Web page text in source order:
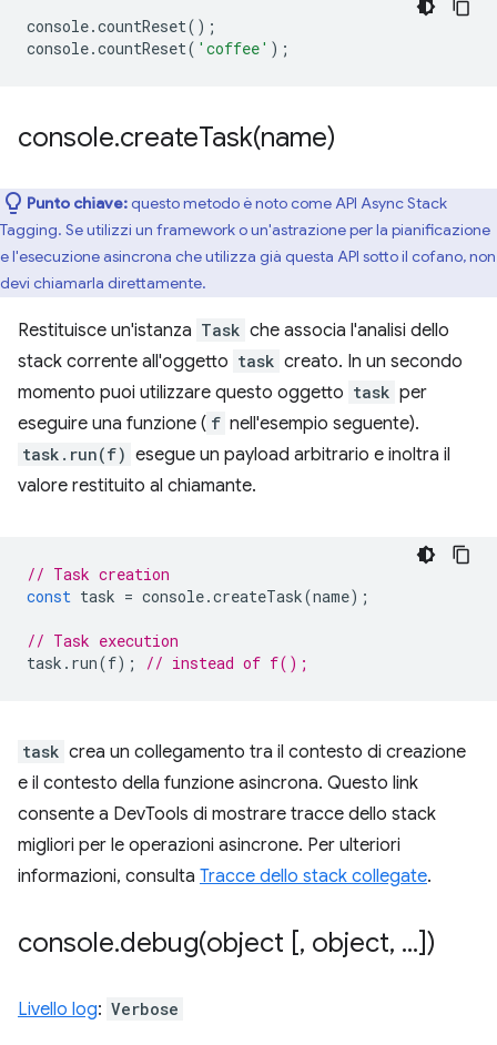
console.countReset();
console.countReset( 'coffee' );
console.createTask(name)
Punto chiave:questo metodo è noto come API Async Stack
Tagging. Se utilizzi un framework o un'astrazione per la pianificazione
e l'esecuzione asincrona che utilizza già questa API sotto il cofano, non
devi chiamarla direttamente.
Restituisce un'istanza Task che associa l'analisi dello
stack corrente all'oggetto task creato. In un secondo
momento puoi utilizzare questo oggetto task per
eseguire una funzione ( f nell'esempio seguente).
task.run(f) esegue un payload arbitrario e inoltra il
valore restituito al chiamante.
// Task creation
const task = console.createTask(name);
// Task execution
task . run(f); // instead of f();
task crea un collegamento tra il contesto di creazione
e il contesto della funzione asincrona. Questo link
consente a DevTools di mostrare tracce dello stack
migliori per le operazioni asincrone. Per ulteriori
informazioni, consulta Tracce dello stack collegate.
console.debug(object [, object, ...])
Livello log: Verbose